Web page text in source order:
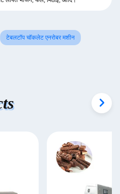
टेबलटॉप चॉकलेट एनरोबर मशीन